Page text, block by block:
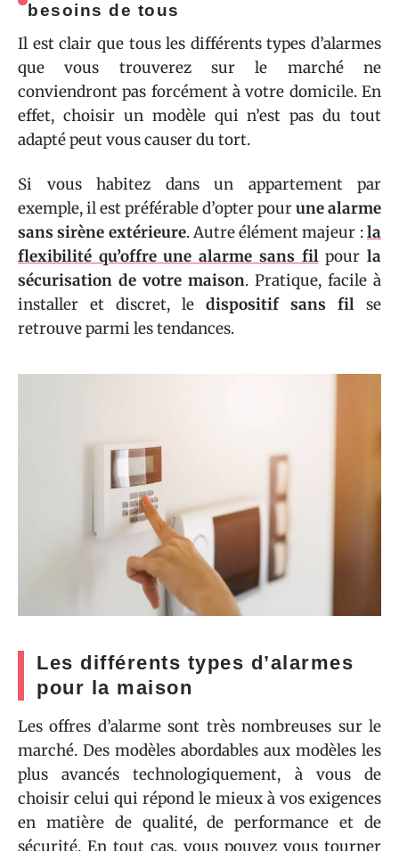
besoins de tous
Il est clair que tous les différents types d’alarmes
que vous trouverez sur le marché ne
conviendront pas forcément à votre domicile. En
effet, choisir un modèle qui n’est pas du tout
adapté peut vous causer du tort.
Si vous habitez dans un appartement par
exemple, il est préférable d’opter pourune alarme
sans sirène extérieure. Autre élément majeur :la
flexibilité qu’offre une alarme sans filpourla
sécurisation de votre maison. Pratique, facile à
installer et discret, le dispositif sans fil se
retrouve parmi les tendances.
Les différents types d’alarmes
pour la maison
Les offres d’alarme sont très nombreuses sur le
marché. Des modèles abordables aux modèles les
plus avancés technologiquement, à vous de
choisir celui qui répond le mieux à vos exigences
en matière de qualité, de performance et de
sécurité. En tout cas, vous pouvez vous tourner